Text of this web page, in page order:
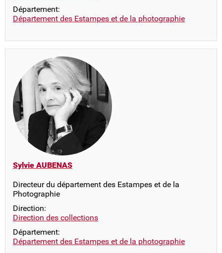
Département:
Département des Estampes et de la photographie
Sylvie AUBENAS
Directeur du département des Estampes et de la
Photographie
Direction:
Direction des collections
Département:
Département des Estampes et de la photographie